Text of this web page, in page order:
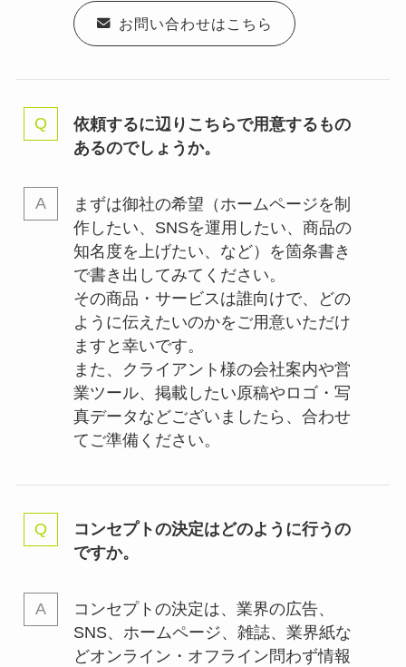
お問い合わせはこちら
依頼するに辺りこちらで用意するもの
あるのでしょうか。
まずは御社の希望（ホームページを制
作したい、SNSを運用したい、商品の
知名度を上げたい、など）を箇条書き
で書き出してみてください。
その商品・サービスは誰向けで、どの
ように伝えたいのかをご用意いただけ
ますと幸いです。
また、クライアント様の会社案内や営
業ツール、掲載したい原稿やロゴ・写
真データなどございましたら、合わせ
てご準備ください。
コンセプトの決定はどのように行うの
ですか。
コンセプトの決定は、業界の広告、
SNS、ホームページ、雑誌、業界紙な
どオンライン・オフライン問わず情報